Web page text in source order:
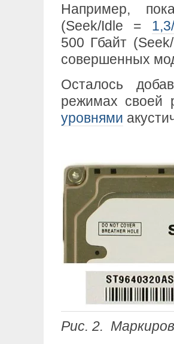
Например,
(Seek/Idle =
500 Гбайт
совершенных
Осталось
режимах своей
уровнями
Рис. 2.